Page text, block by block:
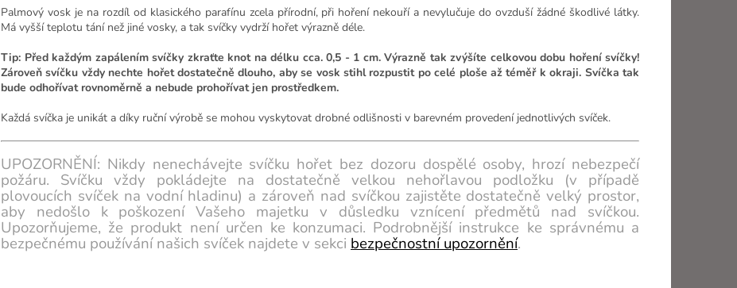
Palmový vosk je na rozdíl od klasického parafínu zcela přírodní, při hoření nekouří a nevylučuje do ovzduší žádné škodlivé látky.
Má vyšší teplotu tání než jiné vosky, a tak svíčky vydrží hořet výrazně déle.
Tip: Před každým zapálením svíčky zkraťte knot na délku cca. 0,5 - 1 cm. Výrazně tak zvýšíte celkovou dobu hoření svíčky!
Zároveň svíčku vždy nechte hořet dostatečně dlouho, aby se vosk stihl rozpustit po celé ploše až téměř k okraji. Svíčka tak
bude odhořívat rovnoměrně a nebude prohořívat jen prostředkem.
Každá svíčka je unikát a díky ruční výrobě se mohou vyskytovat drobné odlišnosti v barevném provedení jednotlivých svíček.
UPOZORNĚNÍ: Nikdy nenechávejte svíčku hořet bez dozoru dospělé osoby, hrozí nebezpečí
požáru. Svíčku vždy pokládejte na dostatečně velkou nehořlavou podložku (v případě
plovoucích svíček na vodní hladinu) a zároveň nad svíčkou zajistěte dostatečně velký prostor,
aby nedošlo k poškození Vašeho majetku v důsledku vznícení předmětů nad svíčkou.
Upozorňujeme, že produkt není určen ke konzumaci. Podrobnější instrukce ke správnému a
bezpečnému používání našich svíček najdete v sekci bezpečnostní upozornění.